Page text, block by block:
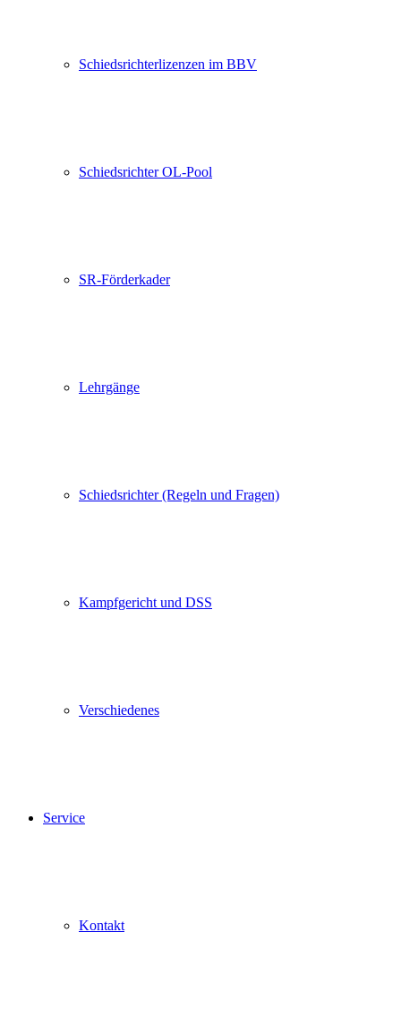
Schiedsrichterlizenzen im BBV
Schiedsrichter OL-Pool
SR-Förderkader
Lehrgänge
Schiedsrichter (Regeln und Fragen)
Kampfgericht und DSS
Verschiedenes
Service
Kontakt